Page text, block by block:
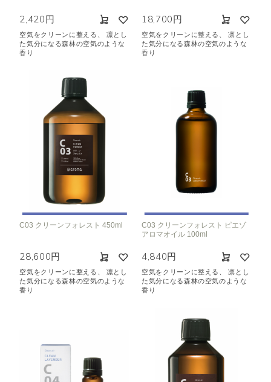
2,420円
空気をクリーンに整える、 凛とし
た気分になる森林の空気のような
香り
18,700円
空気をクリーンに整える、 凛とし
た気分になる森林の空気のような
香り
C03 クリーンフォレスト 450ml
28,600円
空気をクリーンに整える、 凛とし
た気分になる森林の空気のような
香り
C03 クリーンフォレスト ピエゾ
アロマオイル 100ml
4,840円
空気をクリーンに整える、 凛とし
た気分になる森林の空気のような
香り